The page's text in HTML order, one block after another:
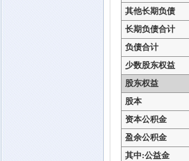
其他长期负债
长期负债合计
负债合计
少数股东权益
股东权益
股本
资本公积金
盈余公积金
其中:公益金